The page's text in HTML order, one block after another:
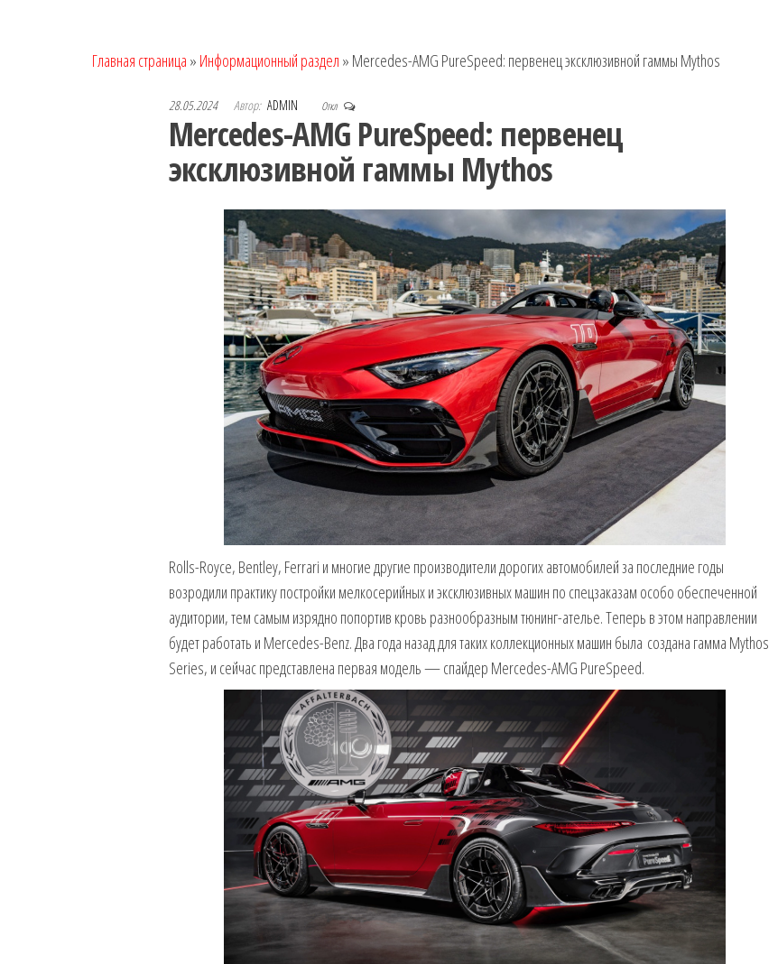
Главная страница » Информационный раздел » Mercedes-AMG PureSpeed: первенец эксклюзивной гаммы Mythos
28.05.2024 Автор: ADMIN Откл
Mercedes-AMG PureSpeed: первенец
эксклюзивной гаммы Mythos
Rolls-Royce, Bentley, Ferrari и многие другие производители дорогих автомобилей за последние годы
возродили практику постройки мелкосерийных и эксклюзивных машин по спецзаказам особо обеспеченной
аудитории, тем самым изрядно попортив кровь разнообразным тюнинг-ателье. Теперь в этом направлении
будет работать и Mercedes-Benz. Два года назад для таких коллекционных машин была создана гамма Mythos
Series, и сейчас представлена первая модель — спайдер Mercedes-AMG PureSpeed.